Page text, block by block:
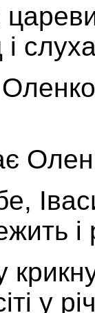
і
у